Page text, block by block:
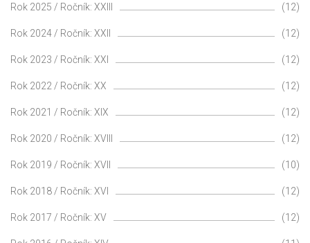
Rok 2025 / Ročník: XXIII (12)
Rok 2024 / Ročník: XXII (12)
Rok 2023 / Ročník: XXI (12)
Rok 2022 / Ročník: XX (12)
Rok 2021 / Ročník: XIX (12)
Rok 2020 / Ročník: XVIII (12)
Rok 2019 / Ročník: XVII (10)
Rok 2018 / Ročník: XVI (12)
Rok 2017 / Ročník: XV (12)